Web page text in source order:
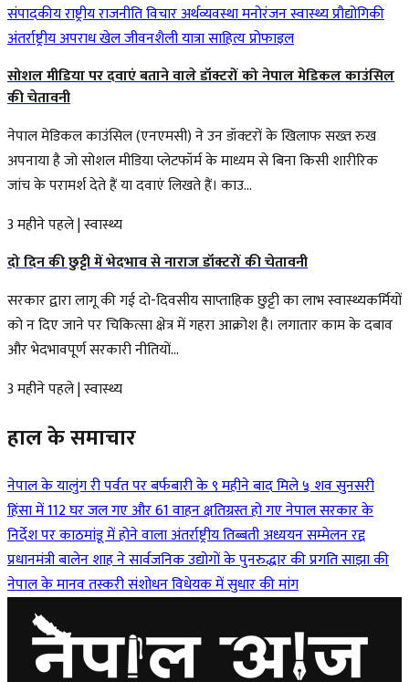
संपादकीयराष्ट्रीयराजनीतिविचारअर्थव्यवस्थामनोरंजनस्वास्थ्यप्रौद्योगिकी
अंतर्राष्ट्रीयअपराधखेलजीवनशैलीयात्रासाहित्यप्रोफाइल
सोशल मीडिया पर दवाएं बताने वाले डॉक्टरों को नेपाल मेडिकल काउंसिल
की चेतावनी
नेपाल मेडिकल काउंसिल (एनएमसी) ने उन डॉक्टरों के खिलाफ सख्त रुख
अपनाया है जो सोशल मीडिया प्लेटफॉर्म के माध्यम से बिना किसी शारीरिक
जांच के परामर्श देते हैं या दवाएं लिखते हैं। काउ...
3 महीने पहले|स्वास्थ्य
दो दिन की छुट्टी में भेदभाव से नाराज डॉक्टरों की चेतावनी
सरकार द्वारा लागू की गई दो-दिवसीय साप्ताहिक छुट्टी का लाभ स्वास्थ्यकर्मियों
को न दिए जाने पर चिकित्सा क्षेत्र में गहरा आक्रोश है। लगातार काम के दबाव
और भेदभावपूर्ण सरकारी नीतियों...
3 महीने पहले|स्वास्थ्य
हाल के समाचार
नेपाल के यालुंग री पर्वत पर बर्फबारी के ९ महीने बाद मिले ५ शवसुनसरी
हिंसा में 112 घर जल गए और 61 वाहन क्षतिग्रस्त हो गएनेपाल सरकार के
निर्देश पर काठमांडू में होने वाला अंतर्राष्ट्रीय तिब्बती अध्ययन सम्मेलन रद्द
प्रधानमंत्री बालेन शाह ने सार्वजनिक उद्योगों के पुनरुद्धार की प्रगति साझा की
नेपाल के मानव तस्करी संशोधन विधेयक में सुधार की मांग